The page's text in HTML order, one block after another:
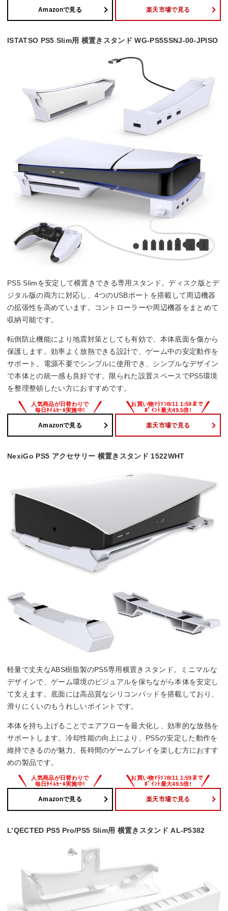
Amazonで見る 楽天市場で見る
ISTATSO PS5 Slim用 横置きスタンド WG-PS5SSNJ-00-JPISO
PS5 Slimを安定して横置きできる専用スタンド。ディスク版とデ
ジタル版の両方に対応し、4つのUSBポートを搭載して周辺機器
の拡張性を高めています。コントローラーや周辺機器をまとめて
収納可能です。
転倒防止機能により地震対策としても有効で、本体底面を傷から
保護します。効率よく放熱できる設計で、ゲーム中の安定動作を
サポート。電源不要でシンプルに使用でき、シンプルなデザイン
で本体との統一感も良好です。限られた設置スペースでPS5環境
を整理整頓したい方におすすめです。
Amazonで見る 楽天市場で見る
NexiGo PS5 アクセサリー 横置きスタンド 1522WHT
軽量で丈夫なABS樹脂製のPS5専用横置きスタンド。ミニマルな
デザインで、ゲーム環境のビジュアルを保ちながら本体を安定し
て支えます。底面には高品質なシリコンパッドを搭載しており、
滑りにくいのもうれしいポイントです。
本体を持ち上げることでエアフローを最大化し、効率的な放熱を
サポートします。冷却性能の向上により、PS5の安定した動作を
維持できるのが魅力。長時間のゲームプレイを楽しむ方におすす
めの製品です。
Amazonで見る 楽天市場で見る
L’QECTED PS5 Pro/PS5 Slim用 横置きスタンド AL-P5382